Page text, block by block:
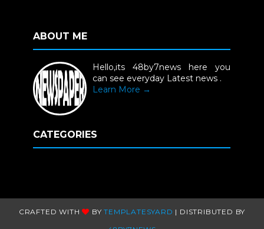
ABOUT ME
Hello,its 48by7news here you
can see everyday Latest news .
Learn More →
CATEGORIES
CRAFTED WITH BYTEMPLATESYARD | DISTRIBUTED BY